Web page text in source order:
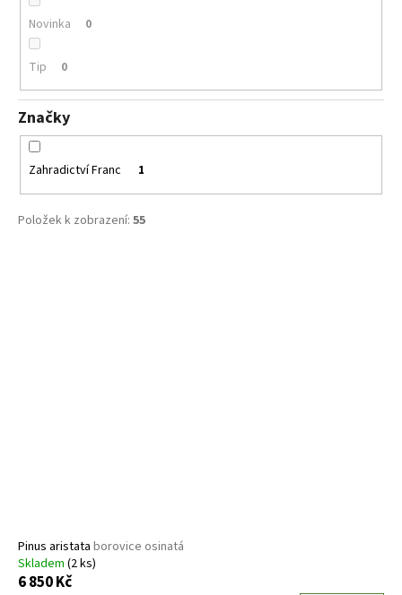
Novinka 0
Tip 0
Značky
Zahradictví Franc 1
Položek k zobrazení: 55
ů
Pinus aristata borovice osinatá
Skladem (2 ks)
6 850 Kč